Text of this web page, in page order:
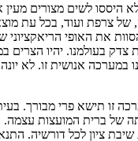
היססו לשים מצורים מעין
של צרפת ועוד, בכל עת
את האופי
בעולמנו. יהיו הצרים
במערכה אנושית זו. לא
זו תישא פרי מבורך.
של ברית המועצות עצמה.
ציון לכל דורשיה.